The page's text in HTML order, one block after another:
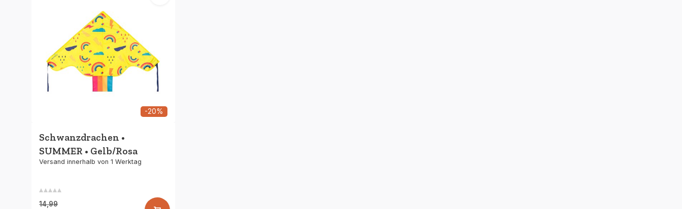
-20%
Schwanzdrachen •
SUMMER • Gelb/Rosa
Versand innerhalb von 1 Werktag
14,99